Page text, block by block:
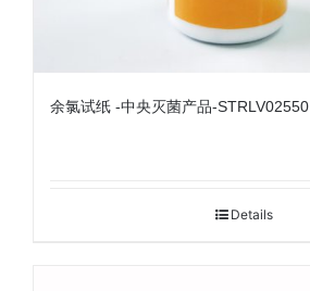
余氯试纸 -中央灭菌产品-STRLV02550
Details